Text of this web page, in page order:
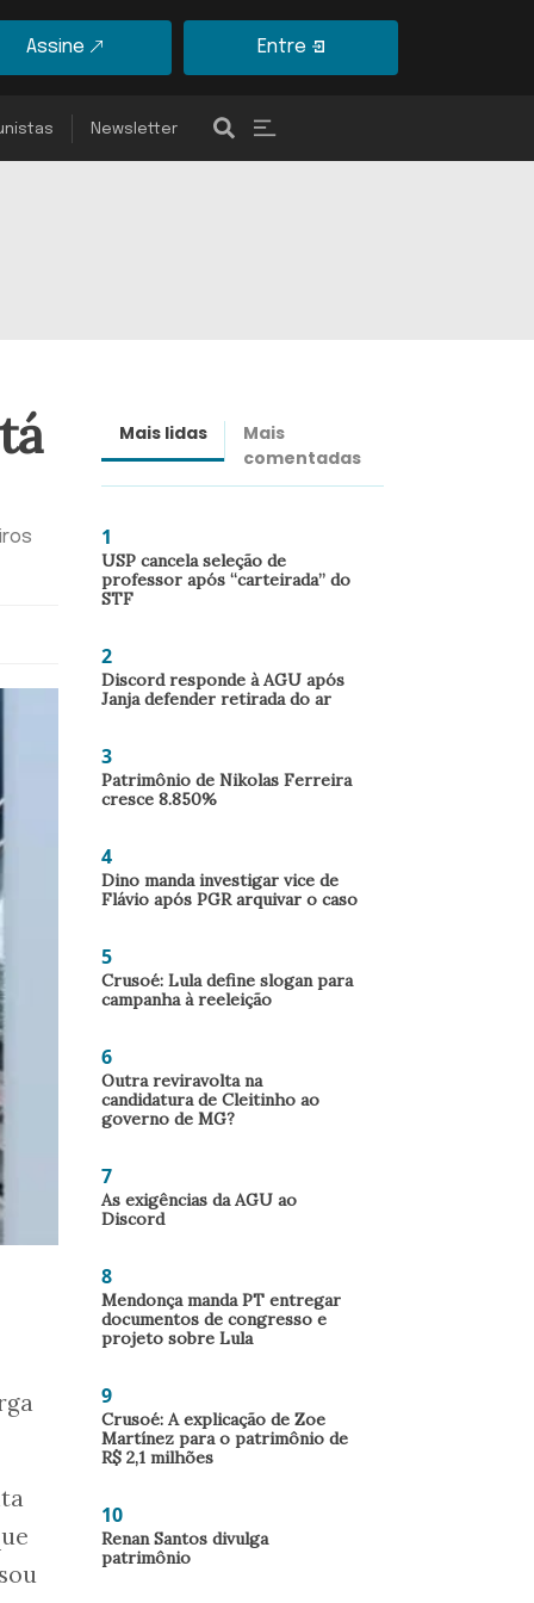
Assine Entre
Newsletter
Mais lidas
Mais
comentadas
1
USP cancela seleção de
professor após “carteirada” do
STF
2
Discord responde à AGU após
Janja defender retirada do ar
3
Patrimônio de Nikolas Ferreira
cresce 8.850%
4
Dino manda investigar vice de
Flávio após PGR arquivar o caso
5
Crusoé: Lula define slogan para
campanha à reeleição
6
Outra reviravolta na
candidatura de Cleitinho ao
governo de MG?
7
As exigências da AGU ao
Discord
8
Mendonça manda PT entregar
documentos de congresso e
projeto sobre Lula
9
Crusoé: A explicação de Zoe
Martínez para o patrimônio de
R$ 2,1 milhões
10
Renan Santos divulga
patrimônio